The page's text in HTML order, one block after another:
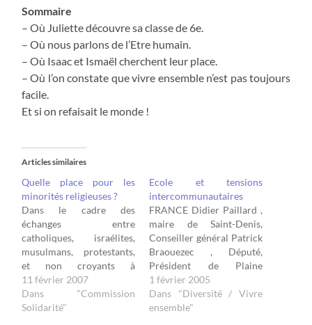
Sommaire
– Où Juliette découvre sa classe de 6e.
– Où nous parlons de l’Etre humain.
– Où Isaac et Ismaël cherchent leur place.
– Où l’on constate que vivre ensemble n’est pas toujours
facile.
Et si on refaisait le monde !
Articles similaires
Quelle place pour les
minorités religieuses ?
Dans le cadre des
échanges entre
catholiques, israélites,
musulmans, protestants,
et non croyants à
AubagneTable ronde
"Quelle place pour les
minorités religieuses, en
11 février 2007
Dans "Commission
Solidarité"
Ecole et tensions
intercommunautaires
FRANCE Didier Paillard ,
maire de Saint-Denis,
Conseiller général Patrick
Braouezec , Député,
Président de Plaine
Commune, Conseiller
municipal délégué aux
relations internationales,
1 février 2005
Dans "Diversité / Vivre
ensemble"